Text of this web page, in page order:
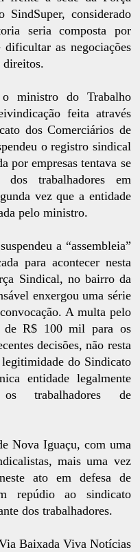
considerado
seria composta por
as negociações
direitos.
ministro do Trabalho
feita através
dos Comerciários de
o registro sindical
por empresas tentava se
dos trabalhadores em
vez que a entidade
pelo ministro.
a “assembleia”
para acontecer nesta
Sindical, no bairro da
enxergou uma série
A multa pelo
de R$ 100 mil para os
decisões, não resta
do Sindicato
entidade legalmente
trabalhadores de
Nova Iguaçu, com uma
mais uma vez
ato em defesa de
repúdio ao sindicato
dos trabalhadores.
Baixada Viva Notícias